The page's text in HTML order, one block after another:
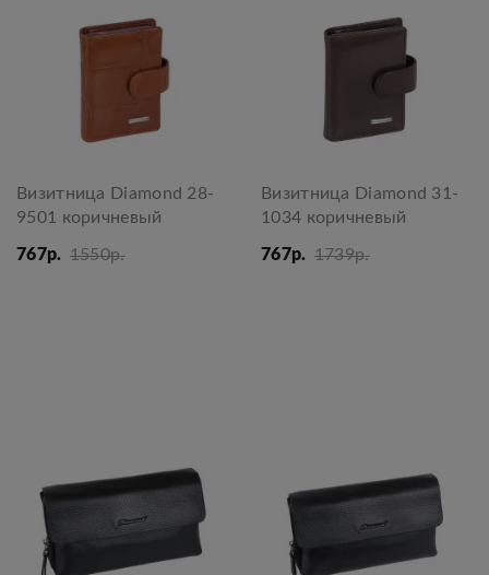
Визитница Diamond 28-
9501 коричневый
767р. 1550р.
Визитница Diamond 31-
1034 коричневый
767р. 1739р.